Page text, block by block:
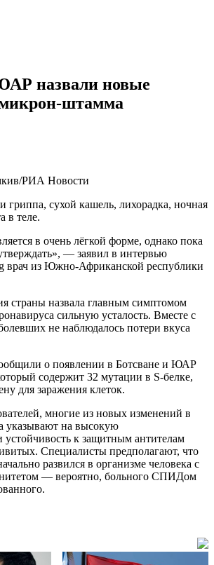
назвали новые
штамма
РИА Новости
гриппа, сухой кашель, лихорадка, ночная
в теле.
в очень лёгкой форме, однако пока
— заявил в интервью
врач из Южно-Африканской республики
страны назвала главным симптомом
сильную усталость. Вместе с
не наблюдалось потери вкуса
о появлении в Ботсване и ЮАР
содержит 32 мутации в S-белке,
для заражения клеток.
многие из новых изменений в
указывают на высокую
устойчивость к защитным антителам
Специалисты предполагают, что
развился в организме человека с
— вероятно, больного СПИДом